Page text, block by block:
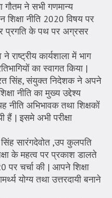
गौतम ने सभी गणमान्य
शिक्षा नीति 2020 विषय पर
प्रगति के पथ पर अग्रसर
राष्ट्रीय कार्यशाला में भाग
का स्वागत किया |
सिंह, संयुक्त निदेशक ने अपने
नीति का मुख्य उद्देश्य
नीति अभिभावक तथा शिक्षकों
हैं | इसमे अभी परीक्षा
सारंगदेवोत ,उप कुलपति
के महत्व पर प्रकाश डालते
पर चर्चा की | आपने शिक्षा
योग्य तथा उत्तरदायी बनाने